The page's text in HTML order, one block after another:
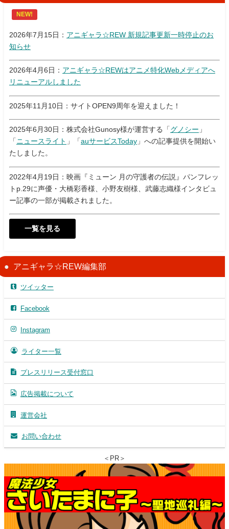
NEW!
2026年7月15日： アニギャラ☆REW 新規記事更新一時停止のお
知らせ
2026年4月6日： アニギャラ☆REWはアニメ特化Webメディアへ
リニューアルしました
2025年11月10日：サイトOPEN9周年を迎えました！
2025年6月30日：株式会社Gunosy様が運営する「 グノシー 」
「 ニュースライト 」「 auサービスToday 」への記事提供を開始い
たしました。
2022年4月19日：映画『ミューン 月の守護者の伝説』パンフレッ
トp.29に声優・大橋彩香様、小野友樹様、武藤志織様インタビュ
ー記事の一部が掲載されました。
一覧を見る
アニギャラ☆REW編集部
ツイッター
Facebook
Instagram
ライター一覧
プレスリリース受付窓口
広告掲載について
運営会社
お問い合わせ
＜PR＞